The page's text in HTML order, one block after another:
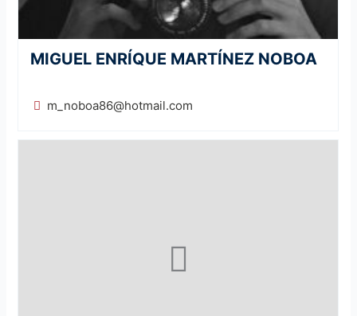
MIGUEL ENRÍQUE MARTÍNEZ NOBOA
m_noboa86@hotmail.com